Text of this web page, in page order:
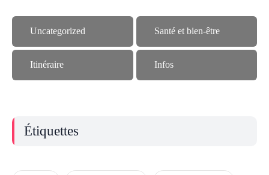
Uncategorized Santé et bien-être
Itinéraire Infos
Étiquettes